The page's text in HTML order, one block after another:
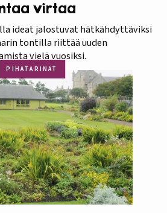
virtaa
ideat jalostuvat hätkähdyttäviksi
tontilla riittää uuden
vielä vuosiksi.
PIHATARINAT